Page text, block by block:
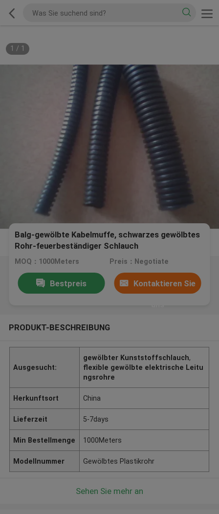
1 / 1
Balg-gewölbte Kabelmuffe, schwarzes gewölbtes
Rohr-feuerbeständiger Schlauch
MOQ：1000Meters Preis：Negotiate
Bestpreis Kontaktieren Sie
PRODUKT-BESCHREIBUNG
Ausgesucht:
gewölbter Kunststoffschlauch,
flexible gewölbte elektrische Leitu
ngsrohre
Herkunftsort China
Lieferzeit 5-7days
Min Bestellmenge 1000Meters
Modellnummer Gewölbtes Plastikrohr
Sehen Sie mehr an